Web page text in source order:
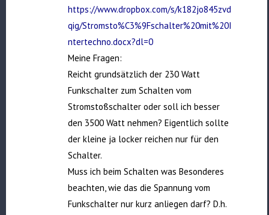
https://www.dropbox.com/s/k182jo845zvd
qig/Stromsto%C3%9Fschalter%20mit%20I
ntertechno.docx?dl=0
Meine Fragen:
Reicht grundsätzlich der 230 Watt
Funkschalter zum Schalten vom
Stromstoßschalter oder soll ich besser
den 3500 Watt nehmen? Eigentlich sollte
der kleine ja locker reichen nur für den
Schalter.
Muss ich beim Schalten was Besonderes
beachten, wie das die Spannung vom
Funkschalter nur kurz anliegen darf? D.h.